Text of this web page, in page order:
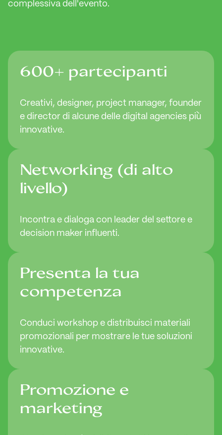
complessiva dell'evento.
600+ partecipanti
Creativi, designer, project manager, founder
e director di alcune delle digital agencies più
innovative.
Networking (di alto
livello)
Incontra e dialoga con leader del settore e
decision maker influenti.
Presenta la tua
competenza
Conduci workshop e distribuisci materiali
promozionali per mostrare le tue soluzioni
innovative.
Promozione e
marketing